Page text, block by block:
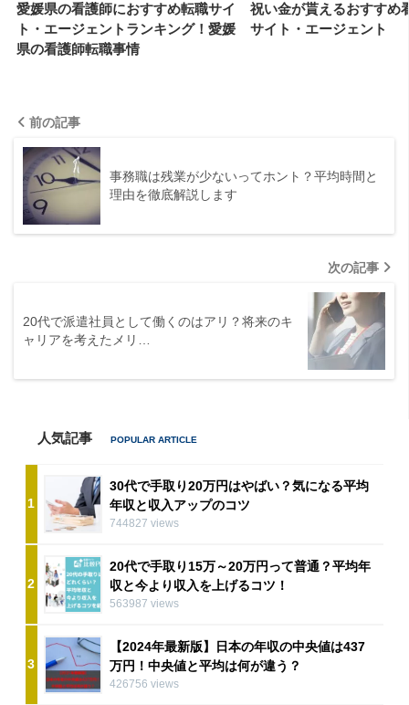
愛媛県の看護師におすすめ転職サイ
ト・エージェントランキング！愛媛
県の看護師転職事情
祝い金が貰えるおすすめ
サイト・エージェント
前の記事
事務職は残業が少ないってホント？平均時間と
理由を徹底解説します
次の記事
20代で派遣社員として働くのはアリ？将来のキ
ャリアを考えたメリ…
人気記事
1
30代で手取り20万円はやばい？気になる平均
年収と収入アップのコツ
744827 views
2
20代で手取り15万～20万円って普通？平均年
収と今より収入を上げるコツ！
563987 views
3
【2024年最新版】日本の年収の中央値は437
万円！中央値と平均は何が違う？
426756 views